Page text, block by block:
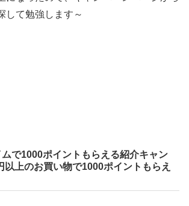
して勉強します～
で1000ポイントもらえる紹介キャン
以上のお買い物で1000ポイントもらえ